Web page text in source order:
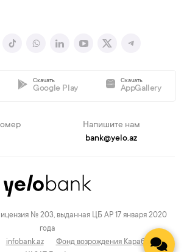
Скачать
Google Play
Скачать
AppGallery
Напишите нам
bank@yelo.az
№ 203, выданная ЦБ АР 17 января 2020
года
infobank.az
Фонд возрождения Карабаха